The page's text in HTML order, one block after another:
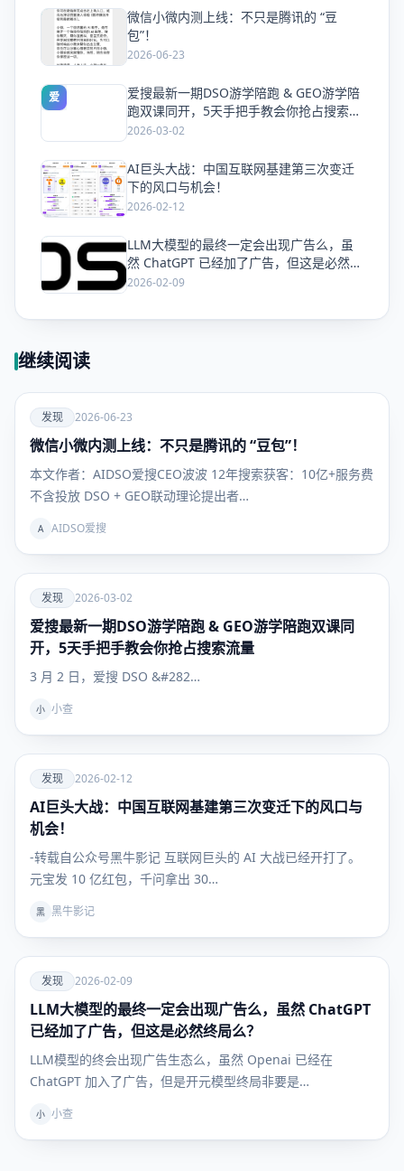
爱
微信小微内测上线：不只是腾讯的 “豆
包”！
2026-06-23
爱
爱搜最新一期DSO游学陪跑 & GEO游学陪
跑双课同开，5天手把手教会你抢占搜索流
量
2026-03-02
爱
AI巨头大战：中国互联网基建第三次变迁
下的风口与机会！
2026-02-12
爱
LLM大模型的最终一定会出现广告么，虽
然 ChatGPT 已经加了广告，但这是必然终
局么？
2026-02-09
继续阅读
爱
发现
发现 2026-06-23
微信小微内测上线：不只是腾讯的 “豆包”！
本文作者：AIDSO爱搜CEO波波 12年搜索获客：10亿+服务费
不含投放 DSO + GEO联动理论提出者…
A AIDSO爱搜
爱
发现
发现 2026-03-02
爱搜最新一期DSO游学陪跑 & GEO游学陪跑双课同
开，5天手把手教会你抢占搜索流量
3 月 2 日，爱搜 DSO &#282…
小 小查
爱
发现
发现 2026-02-12
AI巨头大战：中国互联网基建第三次变迁下的风口与
机会！
-转载自公众号黑牛影记 互联网巨头的 AI 大战已经开打了。
元宝发 10 亿红包，千问拿出 30…
黑 黑牛影记
爱
发现
发现 2026-02-09
LLM大模型的最终一定会出现广告么，虽然 ChatGPT
已经加了广告，但这是必然终局么？
LLM模型的终会出现广告生态么，虽然 Openai 已经在
ChatGPT 加入了广告，但是开元模型终局非要是…
小 小查